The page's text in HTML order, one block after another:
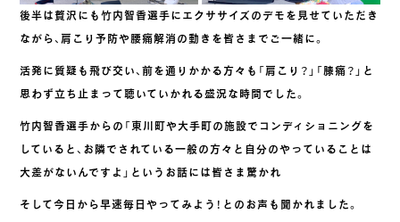
後半は贅沢にも竹内智香選手にエクササイズのデモを見せていただき
ながら、肩こり予防や腰痛解消の動きを皆さまでご一緒に。
活発に質疑も飛び交い、前を通りかかる方々も「肩こり？」「膝痛？」と
思わず立ち止まって聴いていかれる盛況な時間でした。
竹内智香選手からの「東川町や大手町の施設でコンディショニングを
していると、お隣でされている一般の方々と自分のやっていることは
大差がないんですよ」というお話には皆さま驚かれ
そして今日から早速毎日やってみよう！とのお声も聞かれました。